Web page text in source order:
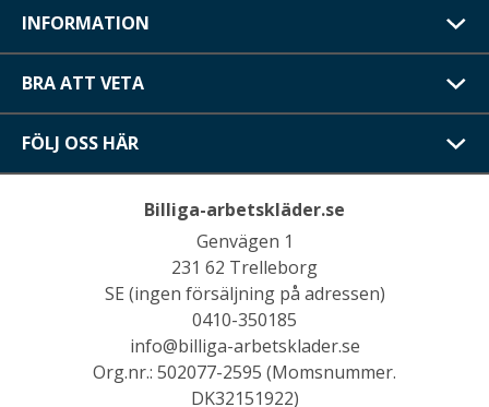
INFORMATION
BRA ATT VETA
FÖLJ OSS HÄR
Billiga-arbetskläder.se
Genvägen 1
231 62 Trelleborg
SE (ingen försäljning på adressen)
0410-350185
info@billiga-arbetsklader.se
Org.nr.: 502077-2595 (Momsnummer.
DK32151922)